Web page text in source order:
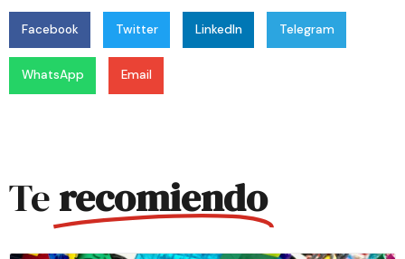
Facebook Twitter LinkedIn Telegram
WhatsApp Email
Terecomiendo